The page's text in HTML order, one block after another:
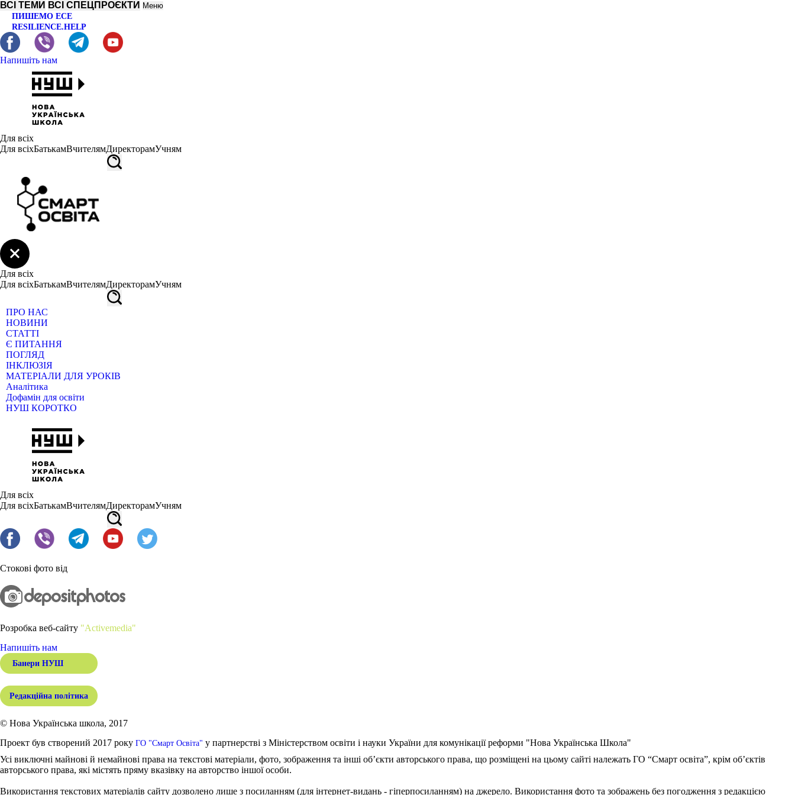
ВСІ ТЕМИ ВСІ СПЕЦПРОЄКТИ Меню
ПИШЕМО ЕСЕ
RESILIENCE.HELP
Напишіть нам
Для всіх
Для всіхБатькамВчителямДиректорамУчням
Для всіх
Для всіхБатькамВчителямДиректорамУчням
ПРО НАС
НОВИНИ
СТАТТІ
Є ПИТАННЯ
ПОГЛЯД
ІНКЛЮЗІЯ
МАТЕРІАЛИ ДЛЯ УРОКІВ
Аналітика
Дофамін для освіти
НУШ КОРОТКО
Для всіх
Для всіхБатькамВчителямДиректорамУчням
Стокові фото від
Розробка веб-сайту "Activemedia"
Напишіть нам
Банери НУШ
Редакційна політика
© Нова Українська школа, 2017
Проект був створений 2017 року ГО "Смарт Освіта" у партнерстві з Міністерством освіти і науки України для комунікації реформи "Нова Українська Школа"
Усі виключні майнові й немайнові права на текстові матеріали, фото, зображення та інші об’єкти авторського права, що розміщені на цьому сайті належать ГО “Смарт освіта”, крім об’єктів
авторського права, які містять пряму вказівку на авторство іншої особи.
Використання текстових матеріалів сайту дозволено лише з посиланням (для інтернет-видань - гіперпосиланням) на джерело. Використання фото та зображень без погодження з редакцією